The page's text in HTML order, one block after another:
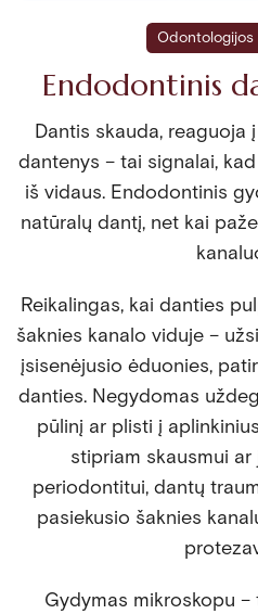
Odontologijos
Endodontinis
Dantis skauda, reaguoja
dantenys – tai signalai,
iš vidaus. Endodontinis
natūralų dantį, net kai
Reikalingas, kai danties
šaknies kanalo viduje –
įsisenėjusio ėduonies,
danties. Negydomas
pūlinį ar plisti į
stipriam skausmui
periodontitui, dantų
pasiekusio šaknies
Gydymas mikroskopu –